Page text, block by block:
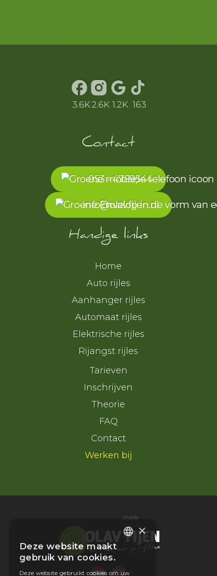
3.6K2.6K 1.2K 163
Contact
053 - 4789544
info@olavfijen.nl
Handige links
Home
Auto rijles
Aanhanger rijles
Automaat rijles
Elektrische rijles
Rijangst rijles
Tarieven
Inschrijven
Theorie
FAQ
Contact
Werken bij
made
with ♥ ×
Deze website maakt
gebruik van cookies.
Deze website gebruikt cookies om uw